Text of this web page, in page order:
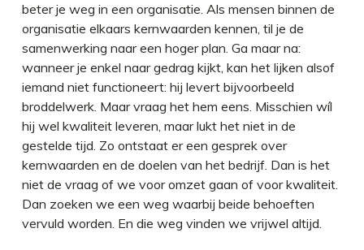
beter je weg in een organisatie. Als mensen binnen de
organisatie elkaars kernwaarden kennen, til je de
samenwerking naar een hoger plan. Ga maar na:
wanneer je enkel naar gedrag kijkt, kan het lijken alsof
iemand niet functioneert: hij levert bijvoorbeeld
broddelwerk. Maar vraag het hem eens. Misschien wíl
hij wel kwaliteit leveren, maar lukt het niet in de
gestelde tijd. Zo ontstaat er een gesprek over
kernwaarden en de doelen van het bedrijf. Dan is het
niet de vraag of we voor omzet gaan of voor kwaliteit.
Dan zoeken we een weg waarbij beide behoeften
vervuld worden. En die weg vinden we vrijwel altijd.